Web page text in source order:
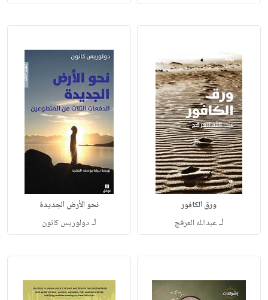
ورق الكافور
لـعبدالله العرفج
نحو الأرض الجديدة
لـدولوريس كانون